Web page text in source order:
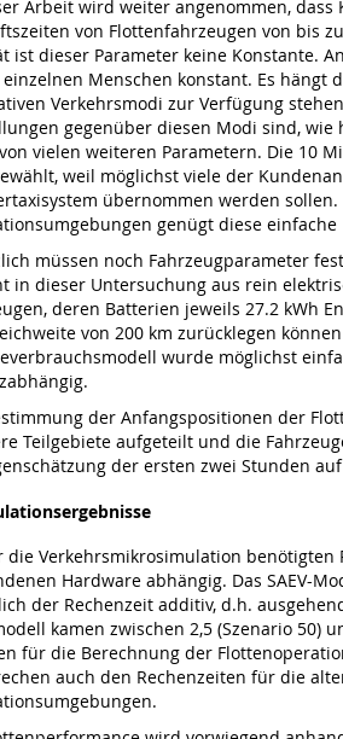
Arbeit wird weiter angenommen, dass
von Flottenfahrzeugen von bis
ist dieser Parameter keine Konstante.
Menschen konstant. Es hängt
Verkehrsmodi zur Verfügung
gegenüber diesen Modi sind, wie
vielen weiteren Parametern. Die 10
weil möglichst viele der
übernommen werden
genügt diese
müssen noch Fahrzeugparameter
in dieser Untersuchung aus rein
deren Batterien jeweils 27.2 kWh
von 200 km zurücklegen
wurde möglichst
der Anfangspositionen der
Teilgebiete aufgeteilt und die
der ersten zwei Stunden
die Verkehrsmikrosimulation benötigten
Hardware abhängig. Das SAEV-
der Rechenzeit additiv, d.h.
kamen zwischen 2,5 (Szenario 50)
für die Berechnung der
auch den Rechenzeiten für die